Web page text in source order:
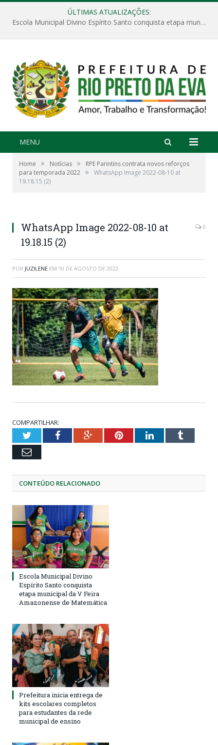
ÚLTIMAS ATUALIZAÇÕES:
Escola Municipal Divino Espírito Santo conquista etapa municipal da V Feira Amazonense de Matemática
MENU
Home » Notícias »
RPE Parintins contrata novos reforços
para temporada 2022 »
WhatsApp Image 2022-08-10 at
19.18.15 (2)
WhatsApp Image 2022-08-10 at
19.18.15 (2)
0
POR JUZILENE EM 10 DE AGOSTO DE 2022
COMPARTILHAR:
TwitterFacebookGoogle+PinterestLinkedInTumblr
Email
CONTEÚDO RELACIONADO
Escola Municipal Divino
Espírito Santo conquista
etapa municipal da V Feira
Amazonense de Matemática
Prefeitura inicia entrega de
kits escolares completos
para estudantes da rede
municipal de ensino